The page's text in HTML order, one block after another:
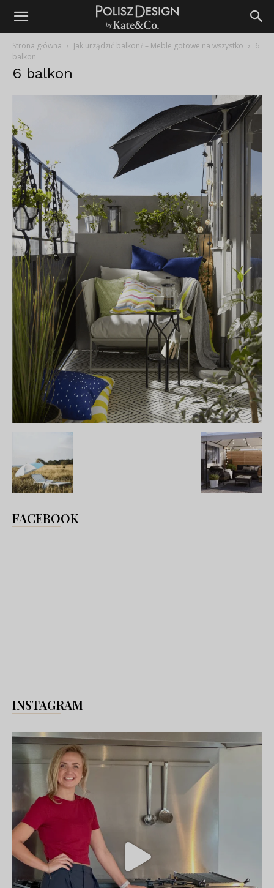
Strona główna Jak urządzić balkon? – Meble gotowe na wszystko
6
balkon
6 balkon
FACEBOOK
INSTAGRAM